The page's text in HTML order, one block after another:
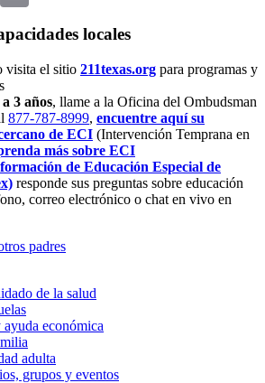
locales
visita el sitio 211texas.org para programas y
3 años, llame a la Oficina del Ombudsman
877-787-8999, encuentre aquí su
de ECI (Intervención Temprana en
más sobre ECI
de Educación Especial de
responde sus preguntas sobre educación
correo electrónico o chat en vivo en
padres
de la salud
económica
adulta
grupos y eventos